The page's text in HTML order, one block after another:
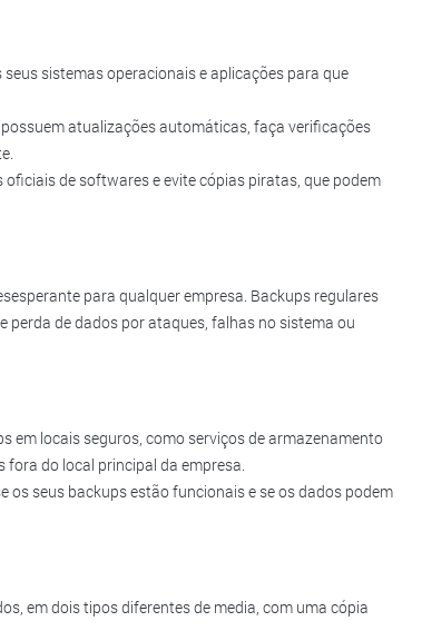
seus sistemas operacionais e aplicações para que
atualizações automáticas, faça verificações
oficiais de softwares e evite cópias piratas, que podem
para qualquer empresa. Backups regulares
de dados por ataques, falhas no sistema ou
em locais seguros, como serviços de armazenamento
do local principal da empresa.
os seus backups estão funcionais e se os dados podem
em dois tipos diferentes de media, com uma cópia